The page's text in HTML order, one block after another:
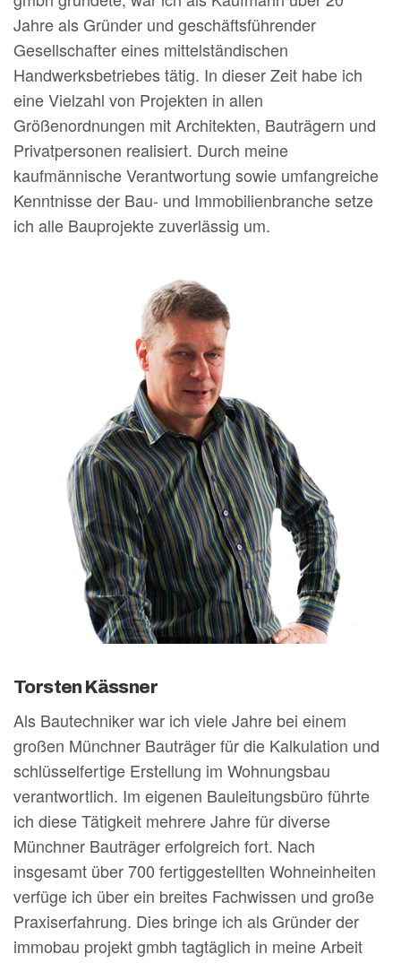
Jahre als Gründer und geschäftsführender
Gesellschafter eines mittelständischen
Handwerksbetriebes tätig. In dieser Zeit habe ich
eine Vielzahl von Projekten in allen
Größenordnungen mit Architekten, Bauträgern und
Privatpersonen realisiert. Durch meine
kaufmännische Verantwortung sowie umfangreiche
Kenntnisse der Bau- und Immobilienbranche setze
ich alle Bauprojekte zuverlässig um.
Torsten Kässner
Als Bautechniker war ich viele Jahre bei einem
großen Münchner Bauträger für die Kalkulation und
schlüsselfertige Erstellung im Wohnungsbau
verantwortlich. Im eigenen Bauleitungsbüro führte
ich diese Tätigkeit mehrere Jahre für diverse
Münchner Bauträger erfolgreich fort. Nach
insgesamt über 700 fertiggestellten Wohneinheiten
verfüge ich über ein breites Fachwissen und große
Praxiserfahrung. Dies bringe ich als Gründer der
immobau projekt gmbh tagtäglich in meine Arbeit